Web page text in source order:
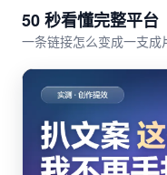
50 秒看懂完整平台
一条链接怎么变成一支成